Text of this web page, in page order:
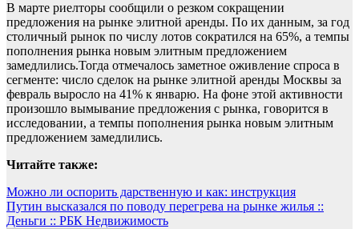
В марте риелторы сообщили о резком сокращении
предложения на рынке элитной аренды. По их данным, за год
столичный рынок по числу лотов сократился на 65%, а темпы
пополнения рынка новым элитным предложением
замедлились.Тогда отмечалось заметное оживление спроса в
сегменте: число сделок на рынке элитной аренды Москвы за
февраль выросло на 41% к январю. На фоне этой активности
произошло вымывание предложения с рынка, говорится в
исследовании, а темпы пополнения рынка новым элитным
предложением замедлились.
Читайте также:
Навигация
по
Можно ли оспорить дарственную и как: инструкция
Путин высказался по поводу перегрева на рынке жилья ::
Деньги :: РБК Недвижимость